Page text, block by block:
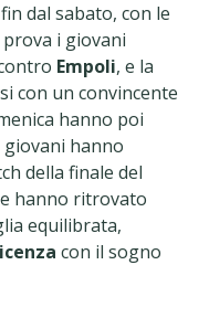
dal sabato, con le
i giovani
Empoli, e la
con un convincente
hanno poi
hanno
della finale del
hanno ritrovato
equilibrata,
con il sogno